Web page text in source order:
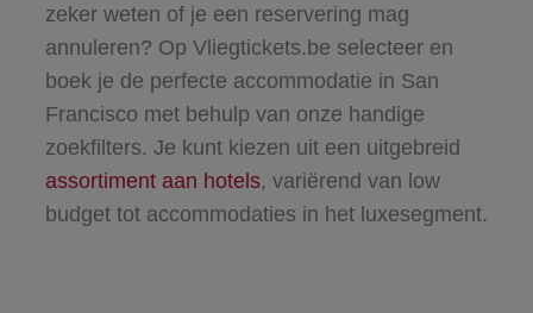
zeker weten of je een reservering mag
annuleren? Op Vliegtickets.be selecteer en
boek je de perfecte accommodatie in San
Francisco met behulp van onze handige
zoekfilters. Je kunt kiezen uit een uitgebreid
assortiment aan hotels, variërend van low
budget tot accommodaties in het luxesegment.